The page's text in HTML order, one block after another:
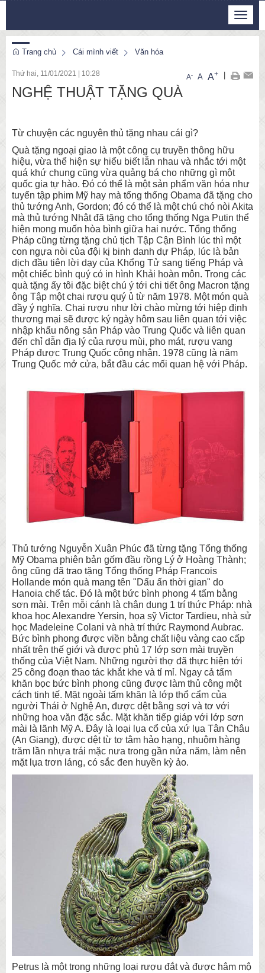
Toggle
Trang chủ Cái mình viết Văn hóa
Thứ hai, 11/01/2021 10:28 A- A A+
NGHỆ THUẬT TẶNG QUÀ
Từ chuyện các nguyên thủ tặng nhau cái gì?
Quà tặng ngoại giao là một công cụ truyền thông hữu
hiệu, vừa thể hiện sự hiểu biết lẫn nhau và nhắc tới một
quá khứ chung cũng vừa quảng bá cho những gì một
quốc gia tự hào. Đó có thể là một sản phẩm văn hóa như
tuyển tập phim Mỹ hay mà tổng thống Obama đã tặng cho
thủ tướng Anh, Gordon; đó có thể là một chú chó nòi Akita
mà thủ tướng Nhật đã tặng cho tổng thống Nga Putin thể
hiện mong muốn hòa bình giữa hai nước. Tổng thống
Pháp cũng từng tặng chủ tịch Tập Cận Bình lúc thì một
con ngựa nòi của đội kị binh danh dự Pháp, lúc là bản
dịch đầu tiên lời dạy của Khổng Tử sang tiếng Pháp và
một chiếc bình quý có in hình Khải hoàn môn. Trong các
quà tặng ấy tôi đặc biệt chú ý tới chi tiết ông Macron tặng
ông Tập một chai rượu quý ủ từ năm 1978. Một món quà
đầy ý nghĩa. Chai rượu như lời chào mừng tới hiệp định
thương mại sẽ được ký ngày hôm sau liên quan tới việc
nhập khẩu nông sản Pháp vào Trung Quốc và liên quan
đến chỉ dẫn địa lý của rượu mùi, pho mát, rượu vang
Pháp được Trung Quốc công nhận. 1978 cũng là năm
Trung Quốc mở cửa, bắt đầu các mối quan hệ với Pháp.
Thủ tướng Nguyễn Xuân Phúc đã từng tặng Tổng thống
Mỹ Obama phiên bản gốm đầu rồng Lý ở Hoàng Thành;
ông cũng đã trao tặng Tổng thống Pháp Francois
Hollande món quà mang tên "Dấu ấn thời gian" do
Hanoia chế tác. Đó là một bức bình phong 4 tấm bằng
sơn mài. Trên mỗi cánh là chân dung 1 trí thức Pháp: nhà
khoa học Alexandre Yersin, họa sỹ Victor Tardieu, nhà sử
học Madeleine Colani và nhà trí thức Raymond Aubrac.
Bức bình phong được viền bằng chất liệu vàng cao cấp
nhất trên thế giới và được phủ 17 lớp sơn mài truyền
thống của Việt Nam. Những người thợ đã thực hiện tới
25 công đoạn thao tác khắt khe và tỉ mỉ. Ngay cả tấm
khăn bọc bức bình phong cũng được làm thủ công một
cách tinh tế. Mặt ngoài tấm khăn là lớp thổ cẩm của
người Thái ở Nghệ An, được dệt bằng sợi và tơ với
những hoa văn đặc sắc. Mặt khăn tiếp giáp với lớp sơn
mài là lãnh Mỹ A. Đây là loại lụa cổ của xứ lụa Tân Châu
(An Giang), được dệt từ tơ tằm hảo hạng, nhuộm hàng
trăm lần nhựa trái mặc nưa trong gần nửa năm, làm nên
mặt lụa trơn láng, có sắc đen huyền kỳ ảo.
Petrus là một trong những loại rượu đắt và được hâm mộ